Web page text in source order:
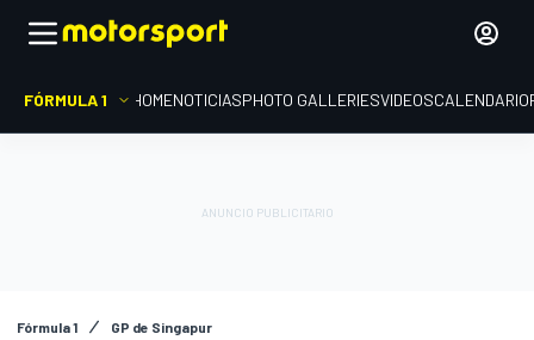
FÓRMULA 1 HOMENOTICIASPHOTO GALLERIESVIDEOSCALENDARIO
Fórmula 1 GP de Singapur